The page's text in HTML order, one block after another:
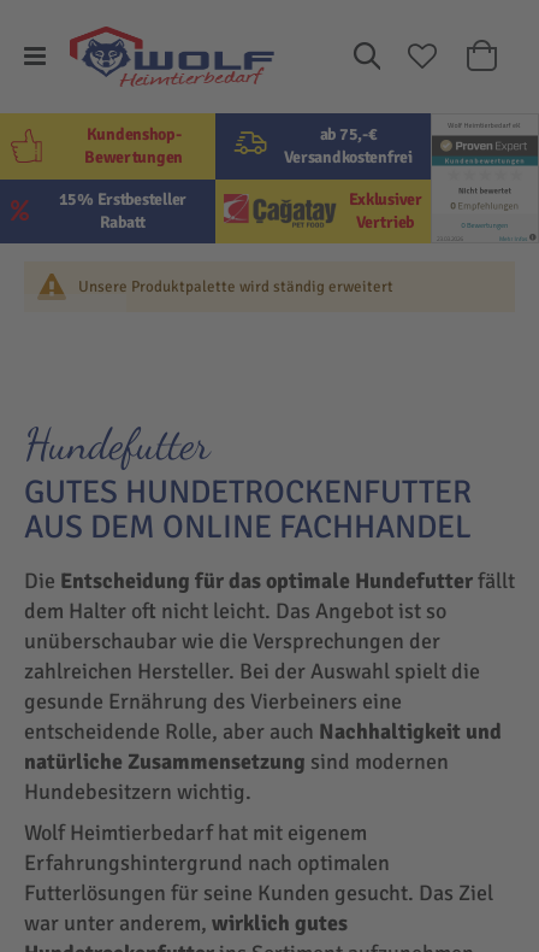
Suche
Mein
ab 75,-€
Versandkostenfrei
Exklusiver
Vertrieb
15% Erstbesteller
Rabatt
Kundenshop-
Bewertungen
Unsere Produktpalette wird ständig erweitert
Hundefutter
GUTES HUNDETROCKENFUTTER
AUS DEM ONLINE FACHHANDEL
Die Entscheidung für das optimale Hundefutterfällt
dem Halter oft nicht leicht. Das Angebot ist so
unüberschaubar wie die Versprechungen der
zahlreichen Hersteller. Bei der Auswahl spielt die
gesunde Ernährung des Vierbeiners eine
entscheidende Rolle, aber auch Nachhaltigkeit und
natürliche Zusammensetzung sind modernen
Hundebesitzern wichtig.
Wolf Heimtierbedarf hat mit eigenem
Erfahrungshintergrund nach optimalen
Futterlösungen für seine Kunden gesucht. Das Ziel
war unter anderem, wirklich gutes